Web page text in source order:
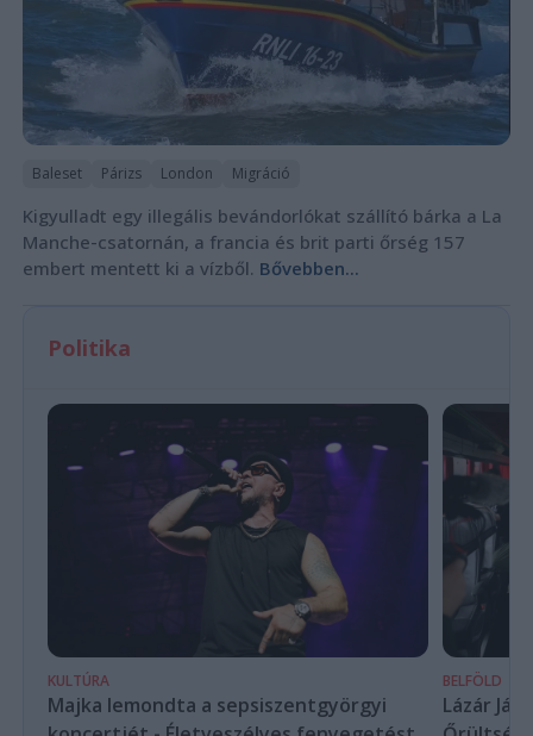
Baleset Párizs London Migráció
Kigyulladt egy illegális bevándorlókat szállító bárka a La
Manche-csatornán, a francia és brit parti őrség 157
embert mentett ki a vízből. Bővebben...
Politika
KULTÚRA
Majka lemondta a sepsiszentgyörgyi
BELFÖLD
Lázár